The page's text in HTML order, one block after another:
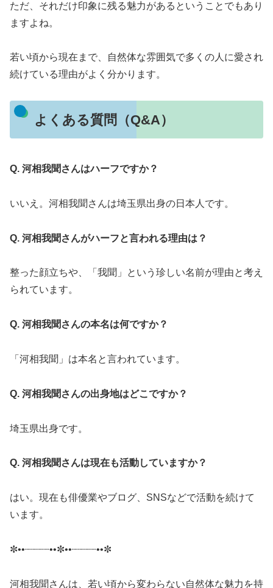
ただ、それだけ印象に残る魅力があるということでもあり
ますよね。
若い頃から現在まで、自然体な雰囲気で多くの人に愛され
続けている理由がよく分かります。
よくある質問（Q&A）
Q. 河相我聞さんはハーフですか？
いいえ。河相我聞さんは埼玉県出身の日本人です。
Q. 河相我聞さんがハーフと言われる理由は？
整った顔立ちや、「我聞」という珍しい名前が理由と考え
られています。
Q. 河相我聞さんの本名は何ですか？
「河相我聞」は本名と言われています。
Q. 河相我聞さんの出身地はどこですか？
埼玉県出身です。
Q. 河相我聞さんは現在も活動していますか？
はい。現在も俳優業やブログ、SNSなどで活動を続けて
います。
✼••┈┈┈┈••✼••┈┈┈┈••✼
河相我聞さんは、若い頃から変わらない自然体な魅力を持